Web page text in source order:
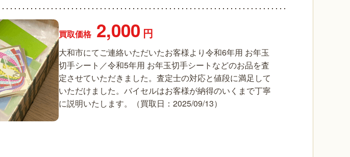
買取価格 2,000 円
大和市にてご連絡いただいたお客様より令和6年用 お年玉
切手シート／令和5年用 お年玉切手シートなどのお品を査
定させていただきました。査定士の対応と値段に満足して
いただけました。バイセルはお客様が納得のいくまで丁寧
に説明いたします。（買取日：2025/09/13）